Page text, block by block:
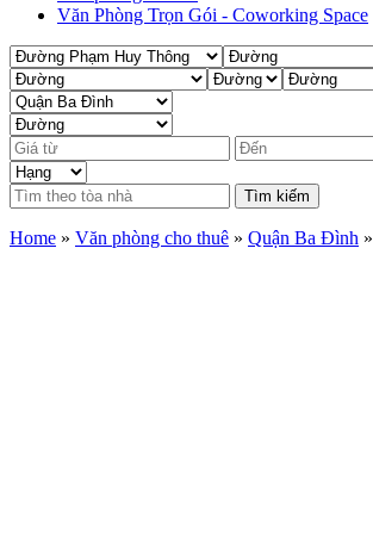
Văn Phòng Trọn Gói - Coworking Space
Tìm kiếm
Home » Văn phòng cho thuê » Quận Ba Đình »